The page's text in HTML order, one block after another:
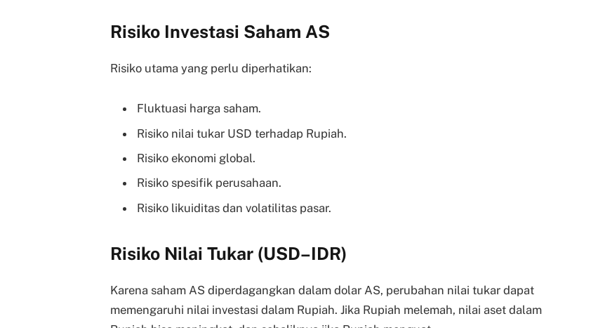
Risiko Investasi Saham AS
Risiko utama yang perlu diperhatikan:
Fluktuasi harga saham.
Risiko nilai tukar USD terhadap Rupiah.
Risiko ekonomi global.
Risiko spesifik perusahaan.
Risiko likuiditas dan volatilitas pasar.
Risiko Nilai Tukar (USD–IDR)
Karena saham AS diperdagangkan dalam dolar AS, perubahan nilai tukar dapat
memengaruhi nilai investasi dalam Rupiah. Jika Rupiah melemah, nilai aset dalam